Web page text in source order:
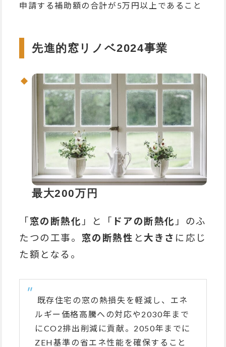
申請する補助額の合計が5万円以上であること
先進的窓リノベ2024事業
最大200万円
「窓の断熱化 」と「 ドアの断熱化 」のふ
たつの工事。 窓の断熱性 と 大きさ に応じ
た額となる。
既存住宅の窓の熱損失を軽減し、エネ
ルギー価格高騰への対応や2030年まで
にCO2排出削減に貢献。2050年までに
ZEH基準の省エネ性能を確保すること